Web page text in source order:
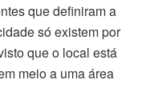
que definiram a
só existem por
que o local está
meio a uma área